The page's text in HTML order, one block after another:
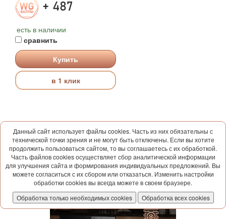
+ 487
есть в наличии
сравнить
Купить
в 1 клик
Данный сайт использует файлы cookies. Часть из них обязательны с
технической точки зрения и не могут быть отключены. Если вы хотите
продолжить пользоваться сайтом, то вы соглашаетесь с их обработкой.
Часть файлов cookies осуществляет сбор аналитической информации
для улучшения сайта и формирования индивидуальных предложений. Вы
можете согласиться с их сбором или отказаться. Изменить настройки
обработки cookies вы всегда можете в своем браузере.
Обработка только необходимых cookies
Обработка всех cookies